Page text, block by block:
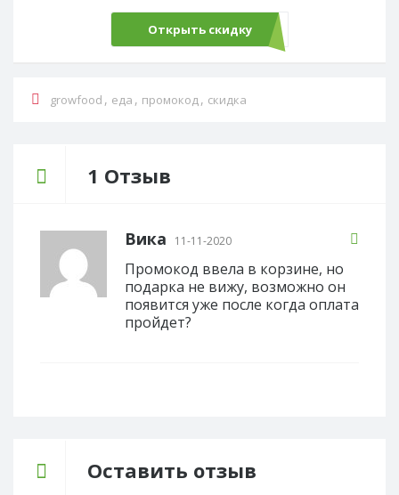
Открыть скидку
growfood , еда , промокод, скидка
1 Отзыв
Вика 11-11-2020
Промокод ввела в корзине, но
подарка не вижу, возможно он
появится уже после когда оплата
пройдет?
Оставить отзыв